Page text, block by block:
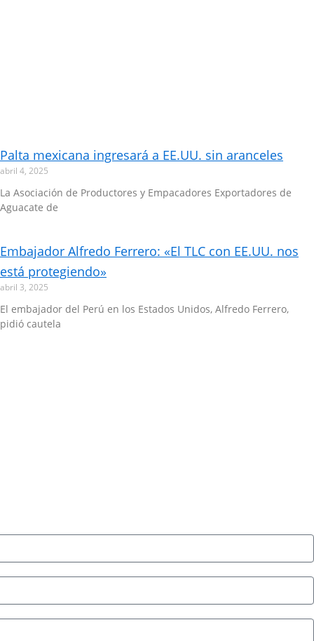
Palta mexicana ingresará a EE.UU. sin aranceles
abril 4, 2025
La Asociación de Productores y Empacadores Exportadores de
Aguacate de
Embajador Alfredo Ferrero: «El TLC con EE.UU. nos
está protegiendo»
abril 3, 2025
El embajador del Perú en los Estados Unidos, Alfredo Ferrero,
pidió cautela